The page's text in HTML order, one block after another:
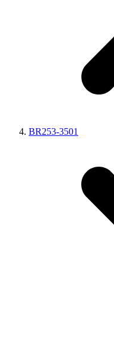
BR253-3501